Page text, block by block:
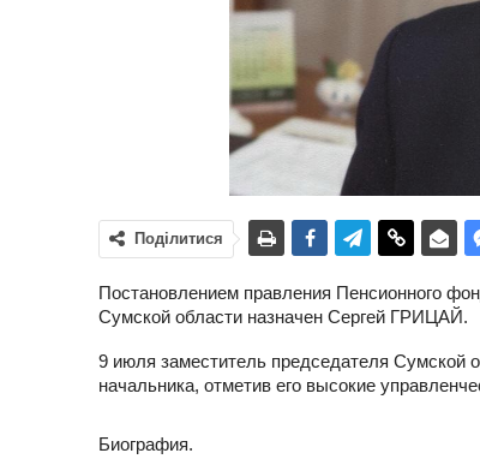
Поділитися
Постановлением правления Пенсионного
Сумской области назначен Сергей ГРИЦАЙ.
9 июля заместитель председателя Сумской
начальника, отметив его высокие
Биография.